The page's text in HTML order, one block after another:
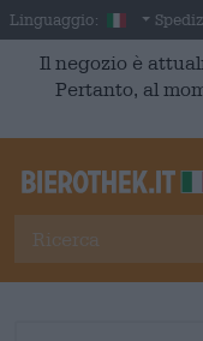
Skip to main content
Linguaggio: Italian
Il negozio è
Pertanto, al